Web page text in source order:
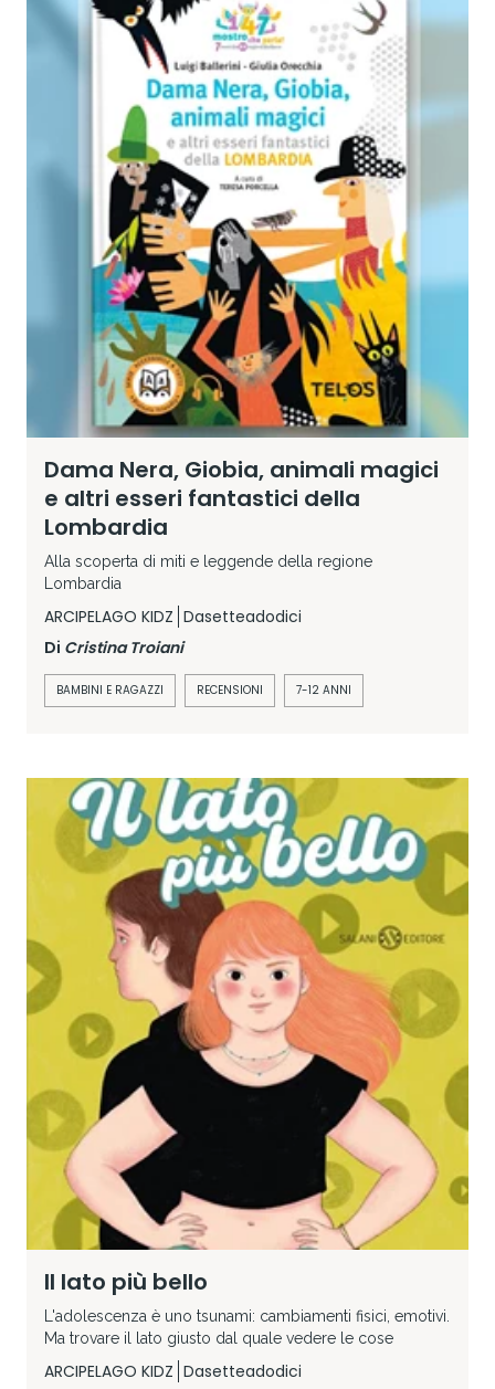
Dama Nera, Giobia, animali magici
e altri esseri fantastici della
Lombardia
Alla scoperta di miti e leggende della regione
Lombardia
ARCIPELAGO KIDZ Dasetteadodici
Di Cristina Troiani
BAMBINI E RAGAZZI RECENSIONI 7-12 ANNI
Il lato più bello
L'adolescenza è uno tsunami: cambiamenti fisici, emotivi.
Ma trovare il lato giusto dal quale vedere le cose
ARCIPELAGO KIDZ Dasetteadodici